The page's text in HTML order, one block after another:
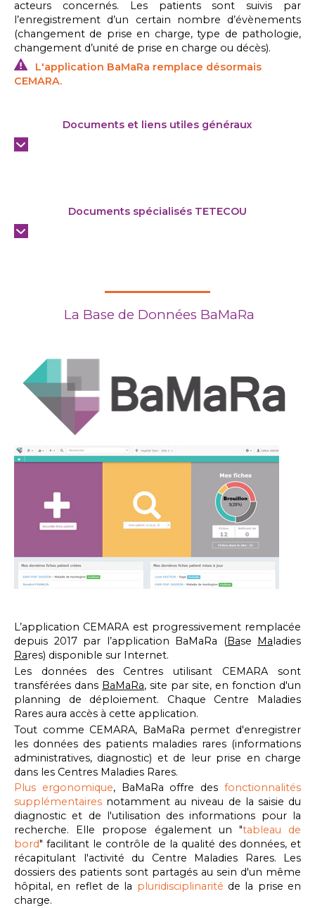
acteurs concernés. Les patients sont suivis par
l’enregistrement d’un certain nombre d’évènements
(changement de prise en charge, type de pathologie,
changement d’unité de prise en charge ou décès).
L'application BaMaRa remplace désormais
CEMARA.
Documents et liens utiles généraux
Documents spécialisés TETECOU
La Base de Données BaMaRa
L’application CEMARA est progressivement remplacée
depuis 2017 par l’application BaMaRa (Base Maladies
Rares) disponible sur Internet.
Les données des Centres utilisant CEMARA sont
transférées dans BaMaRa, site par site, en fonction d'un
planning de déploiement. Chaque Centre Maladies
Rares aura accès à cette application.
Tout comme CEMARA, BaMaRa permet d'enregistrer
les données des patients maladies rares (informations
administratives, diagnostic) et de leur prise en charge
dans les Centres Maladies Rares.
Plus ergonomique, BaMaRa offre desfonctionnalités
supplémentaires notamment au niveau de la saisie du
diagnostic et de l'utilisation des informations pour la
recherche. Elle propose également un "tableau de
bord" facilitant le contrôle de la qualité des données, et
récapitulant l'activité du Centre Maladies Rares. Les
dossiers des patients sont partagés au sein d'un même
hôpital, en reflet de la pluridisciplinarité de la prise en
charge.